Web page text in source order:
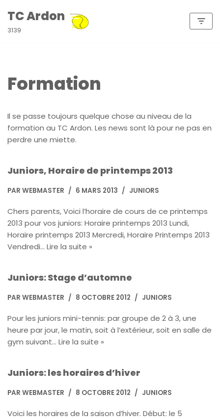
Aller
TC Ardon
3139
Formation
Il se passe toujours quelque chose au niveau de la
formation au TC Ardon. Les news sont là pour ne pas en
perdre une miette.
Juniors, Horaire de printemps 2013
PAR WEBMASTER 6 MARS 2013 JUNIORS
Chers parents, Voici l’horaire de cours de ce printemps
2013 pour vos juniors: Horaire printemps 2013 Lundi,
Horaire printemps 2013 Mercredi, Horaire Printemps 2013
Vendredi… Lire la suite »
Juniors: Stage d’automne
PAR WEBMASTER 8 OCTOBRE 2012 JUNIORS
Pour les juniors mini-tennis: par groupe de 2 à 3, une
heure par jour, le matin, soit à l’extérieur, soit en salle de
gym suivant… Lire la suite »
Juniors: les horaires d’hiver
PAR WEBMASTER 8 OCTOBRE 2012 JUNIORS
Voici les horaires de la saison d’hiver. Début: le 5